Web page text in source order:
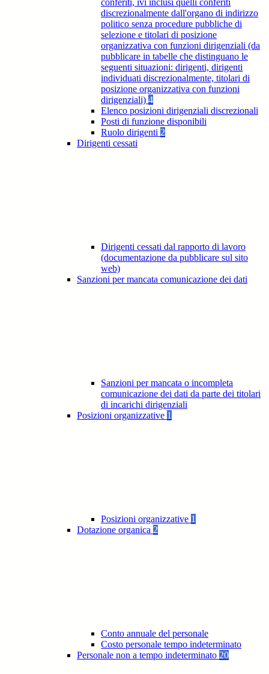
conferiti, ivi inclusi quelli conferiti
discrezionalmente dall'organo di indirizzo
politico senza procedure pubbliche di
selezione e titolari di posizione
organizzativa con funzioni dirigenziali (da
pubblicare in tabelle che distinguano le
seguenti situazioni: dirigenti, dirigenti
individuati discrezionalmente, titolari di
posizione organizzativa con funzioni
dirigenziali) 4
Elenco posizioni dirigenziali discrezionali
Posti di funzione disponibili
Ruolo dirigenti 2
Dirigenti cessati
Dirigenti cessati dal rapporto di lavoro
(documentazione da pubblicare sul sito
web)
Sanzioni per mancata comunicazione dei dati
Sanzioni per mancata o incompleta
comunicazione dei dati da parte dei titolari
di incarichi dirigenziali
Posizioni organizzative 1
Posizioni organizzative 1
Dotazione organica 2
Conto annuale del personale
Costo personale tempo indeterminato
Personale non a tempo indeterminato 20